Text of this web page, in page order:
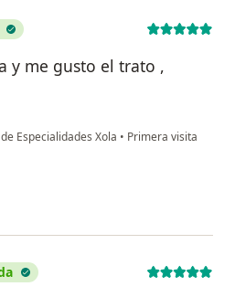
y me gusto el trato ,
Especialidades Xola • Primera visita